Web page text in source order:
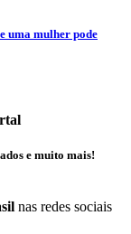
uma mulher pode
e muito mais!
nas redes sociais